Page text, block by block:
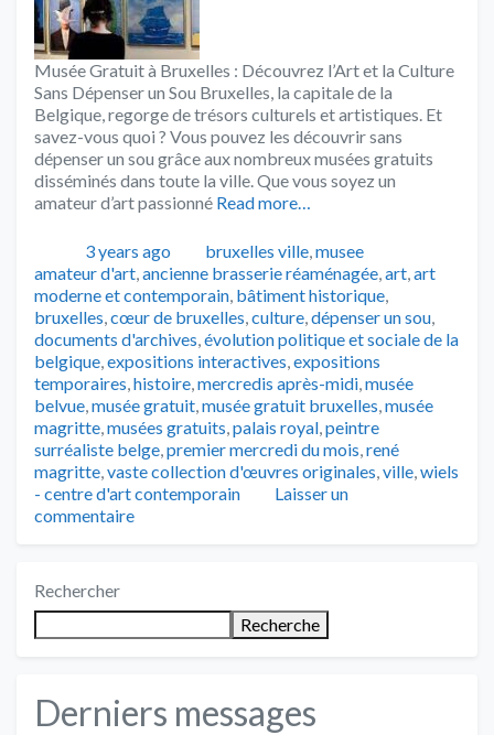
Musée Gratuit à Bruxelles : Découvrez l’Art et la Culture
Sans Dépenser un Sou Bruxelles, la capitale de la
Belgique, regorge de trésors culturels et artistiques. Et
savez-vous quoi ? Vous pouvez les découvrir sans
dépenser un sou grâce aux nombreux musées gratuits
disséminés dans toute la ville. Que vous soyez un
amateur d’art passionné Read more…
Publié3 years ago Catégories
bruxelles ville,musee
amateur d'art,ancienne brasserie réaménagée,art,art
moderne et contemporain, bâtiment historique,
bruxelles,cœur de bruxelles,culture,dépenser un sou,
documents d'archives,évolution politique et sociale de la
belgique,expositions interactives,expositions
temporaires,histoire,mercredis après-midi,musée
belvue,musée gratuit,musée gratuit bruxelles,musée
magritte,musées gratuits,palais royal,peintre
surréaliste belge,premier mercredi du mois,rené
magritte,vaste collection d'œuvres originales,ville,wiels
- centre d'art contemporain
Laisser un
commentaire
Rechercher
Recherche
Derniers messages